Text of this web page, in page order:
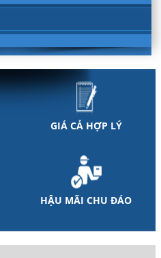
GIÁ CẢ HỢP LÝ
HẬU MÃI CHU ĐÁO